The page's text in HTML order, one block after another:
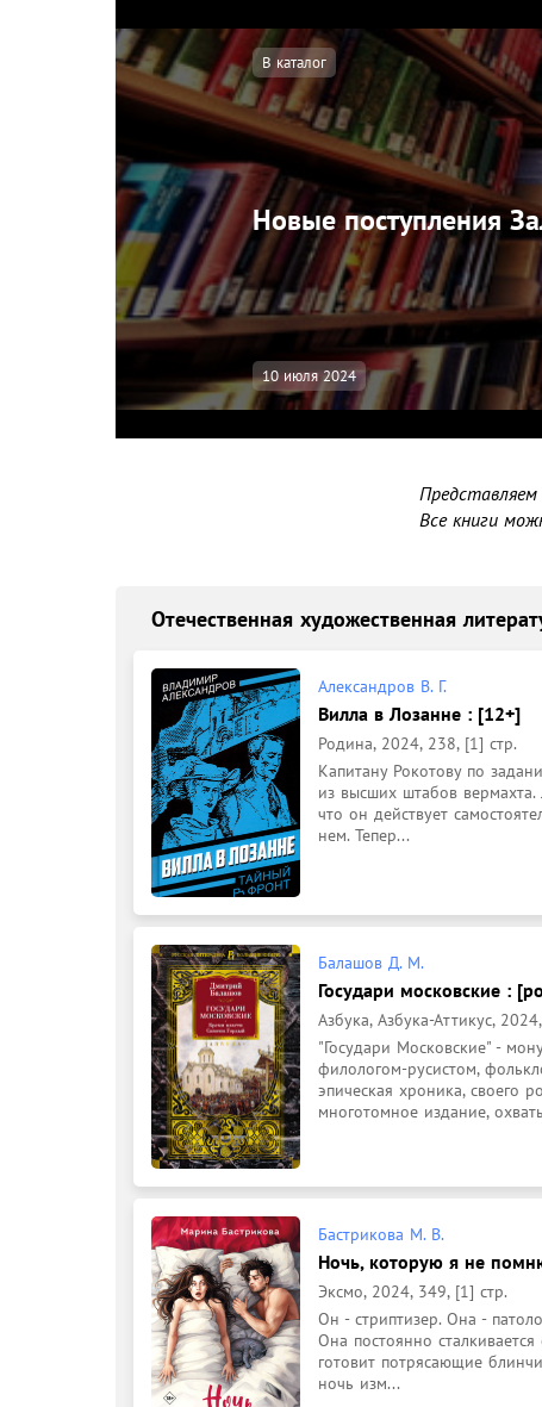
В каталог
Новые поступления
10 июля 2024
Все книги
Отечественная художественная
Александров В. Г.
Вилла в Лозанне : [12+]
Родина, 2024, 238, [1] стр.
Капитану Рокотову по
из высших штабов
что он действует
нем. Тепер...
Балашов Д. М.
Государи московские :
Азбука, Азбука-Аттикус,
"Государи Московские" -
филологом-русистом,
эпическая хроника, своего
многотомное издание,
Бастрикова М. В.
Ночь, которую я не
Эксмо, 2024, 349, [1] стр.
Он - стриптизер. Она -
Она постоянно
готовит потрясающие
ночь изм...